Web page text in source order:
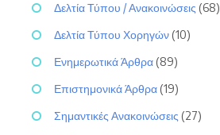
Δελτία Τύπου / Ανακοινώσεις (68)
Δελτία Τύπου Χορηγών (10)
Ενημερωτικά Άρθρα (89)
Επιστημονικά Άρθρα (19)
Σημαντικές Ανακοινώσεις (27)